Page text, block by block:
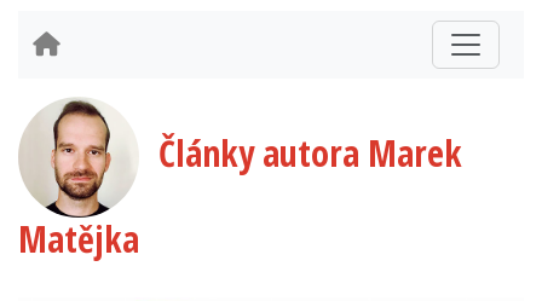
Články autora Marek
Matějka